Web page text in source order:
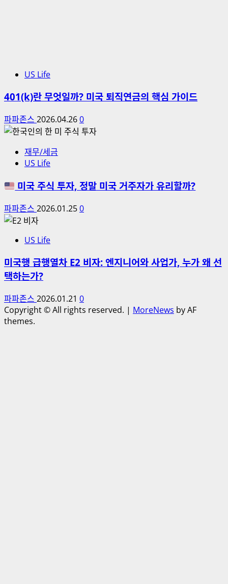
US Life
401(k)란 무엇일까? 미국 퇴직연금의 핵심 가이드
파파존스 2026.04.260
재무/세금
US Life
미국 주식 투자, 정말 미국 거주자가 유리할까?
파파존스 2026.01.250
US Life
미국행 급행열차 E2 비자: 엔지니어와 사업가, 누가 왜 선
택하는가?
파파존스 2026.01.21 0
Copyright © All rights reserved. | MoreNews by AF
themes.